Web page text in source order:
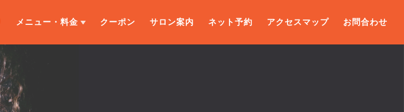
メニュー・料金 クーポン サロン案内 ネット予約 アクセスマップ お問合わせ